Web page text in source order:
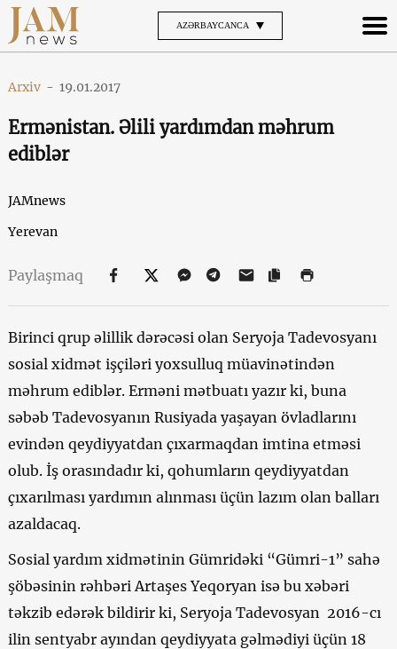
AZƏRBAYCANCA
Arxiv - 19.01.2017
Ermənistan. Əlili yardımdan məhrum
ediblər
JAMnews
Yerevan
Paylaşmaq
Birinci qrup əlillik dərəcəsi olan Seryoja Tadevosyanı
sosial xidmət işçiləri yoxsulluq müavinətindən
məhrum ediblər. Erməni mətbuatı yazır ki, buna
səbəb Tadevosyanın Rusiyada yaşayan övladlarını
evindən qeydiyyatdan çıxarmaqdan imtina etməsi
olub. İş orasındadır ki, qohumların qeydiyyatdan
çıxarılması yardımın alınması üçün lazım olan balları
azaldacaq.
Sosial yardım xidmətinin Gümridəki “Gümri-1” sahə
şöbəsinin rəhbəri Artaşes Yeqoryan isə bu xəbəri
təkzib edərək bildirir ki, Seryoja Tadevosyan 2016-cı
ilin sentyabr ayından qeydiyyata gəlmədiyi üçün 18